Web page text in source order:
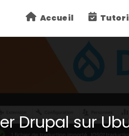
Accueil
Drupal sur